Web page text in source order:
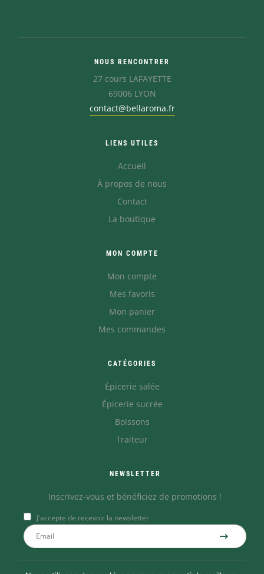
NOUS RENCONTRER
27 cours LAFAYETTE
69006 LYON
contact@bellaroma.fr
LIENS UTILES
Accueil
À propos de nous
Contact
La boutique
MON COMPTE
Mon compte
Mes favoris
Mon panier
Mes commandes
CATÉGORIES
Épicerie salée
Épicerie sucrée
Boissons
Traiteur
NEWSLETTER
Inscrivez-vous et bénéficiez de promotions !
J'accepte de recevoir la newsletter